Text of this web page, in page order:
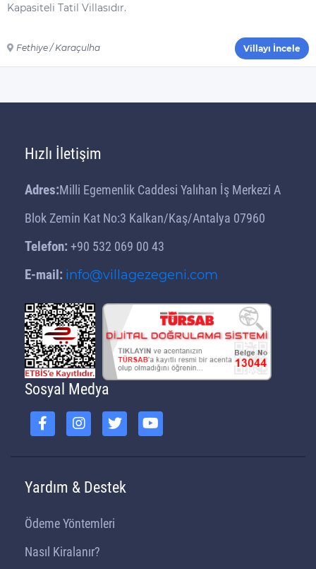
Kapasiteli Tatil Villasıdır.
Fethiye / Karaçulha Villayı İncele
Hızlı İletişim
Adres:Milli Egemenlik Caddesi Yalıhan İş Merkezi A
Blok Zemin Kat No:3 Kalkan/Kaş/Antalya 07960
Telefon: +90 532 069 00 43
E-mail: info@villagezegeni.com
Sosyal Medya
Yardım & Destek
Ödeme Yöntemleri
Nasıl Kiralanır?